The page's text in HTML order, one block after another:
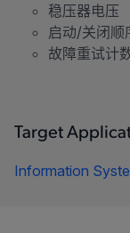
稳压器电压
启动/关闭顺
故障重试计
Target
Information